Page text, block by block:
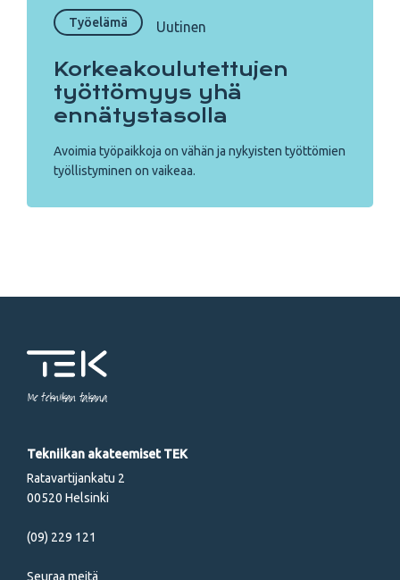
Työelämä Uutinen
Korkeakoulutettujen
työttömyys yhä
ennätystasolla
Avoimia työpaikkoja on vähän ja nykyisten työttömien
työllistyminen on vaikeaa.
Me tekniikan takana
Tekniikan akateemiset TEK
Ratavartijankatu 2
00520 Helsinki
(09) 229 121
Seuraa meitä